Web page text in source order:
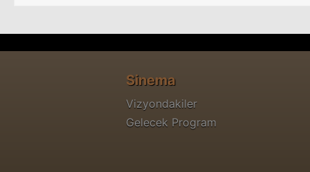
Sinema
Vizyondakiler
Gelecek Program